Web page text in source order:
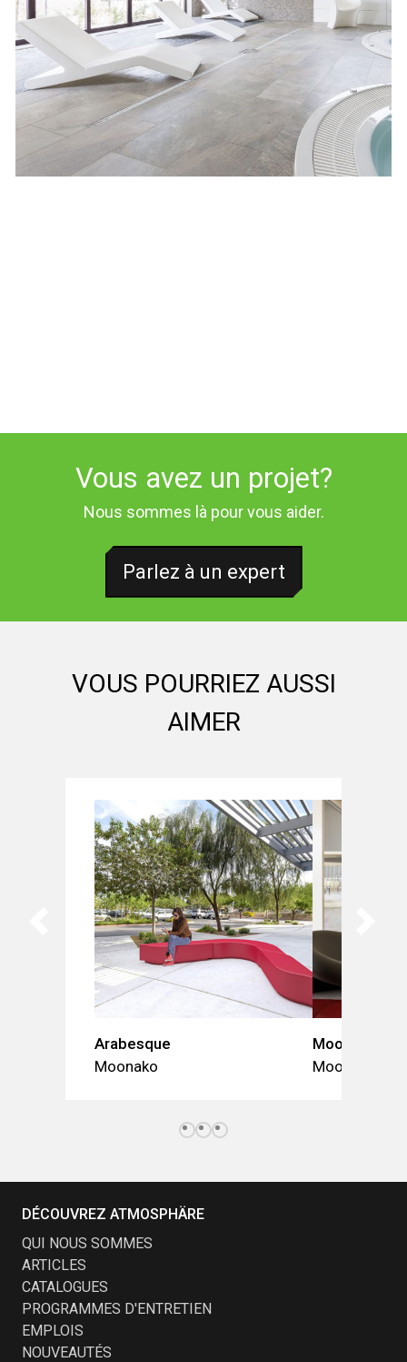
Vous avez un projet?
Nous sommes là pour vous aider.
Parlez à un expert
VOUS POURRIEZ AUSSI
AIMER
Arabesque
Moonako
Moon
Moonako
DÉCOUVREZ ATMOSPHÄRE
QUI NOUS SOMMES
ARTICLES
CATALOGUES
PROGRAMMES D'ENTRETIEN
EMPLOIS
NOUVEAUTÉS